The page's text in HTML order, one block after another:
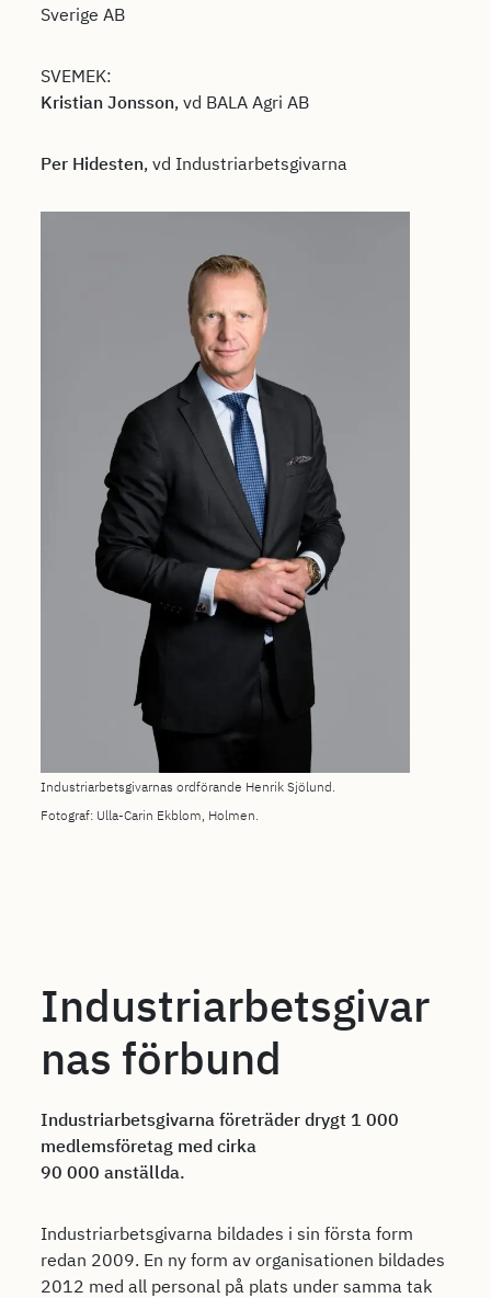
Sverige AB
SVEMEK:
Kristian Jonsson, vd BALA Agri AB
Per Hidesten, vd Industriarbetsgivarna
Industriarbetsgivarnas ordförande Henrik Sjölund.
Fotograf: Ulla-Carin Ekblom, Holmen.
Industriarbetsgivar
nas förbund
Industriarbetsgivarna företräder drygt 1 000
medlemsföretag med cirka
90 000 anställda.
Industriarbetsgivarna bildades i sin första form
redan 2009. En ny form av organisationen bildades
2012 med all personal på plats under samma tak